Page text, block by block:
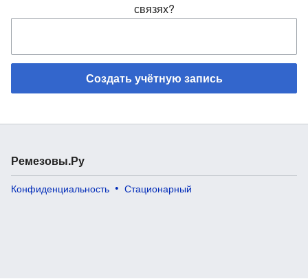
связях?
Создать учётную запись
Ремезовы.Ру
Конфиденциальность Стационарный